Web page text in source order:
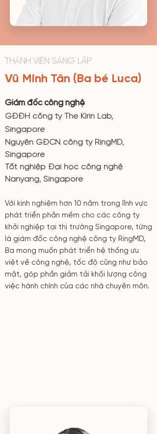
THÀNH VIÊN SÁNG LẬP
Vũ Minh Tân (Ba bé Luca)
Giám đốc công nghệ
GĐĐH công ty The Kirin Lab,
Singapore
Nguyên GĐCN công ty RingMD,
Singapore
Tốt nghiệp Đại học công nghệ
Nanyang, Singapore
Với kinh nghiệm hơn 10 năm trong lĩnh vực
phát triển phần mềm cho các công ty
khởi nghiệp tại thị trường Singapore, từng
là giám đốc công nghệ công ty RingMD,
Ba mong muốn phát triển hệ thống ưu
việt về công nghệ, tốc độ cũng như bảo
mật, góp phần giảm tải khối lượng công
việc hành chính của các nhà chuyên môn.